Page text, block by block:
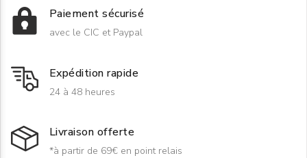
Paiement sécurisé
avec le CIC et Paypal
Expédition rapide
24 à 48 heures
Livraison offerte
*à partir de 69€ en point relais